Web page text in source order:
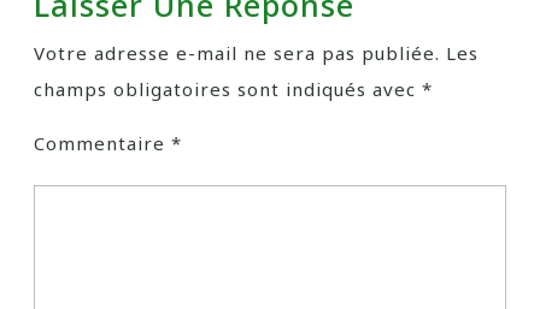
Votre adresse e-mail ne sera pas publiée. Les
champs obligatoires sont indiqués avec *
Commentaire *